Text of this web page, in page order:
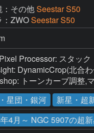
：その他Seestar S50
：ZWOSeestar S50
Processor: スタック
DynamicCrop(北合
トーンカーブ調整,
星団・銀河
新星・超
4月～ NGC 5907の超